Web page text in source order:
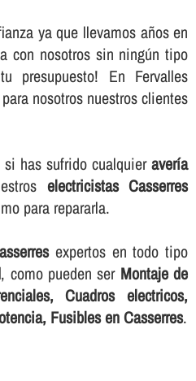
ya que llevamos años en
con nosotros sin ningún tipo
presupuesto! En Fervalles
nosotros nuestros clientes
si has sufrido cualquieraverí­a
electricistas Casserres
para repararla.
expertos en todo tipo
, como pueden ser Montaje de
Cuadros electricos,
Fusibles en Casserres.